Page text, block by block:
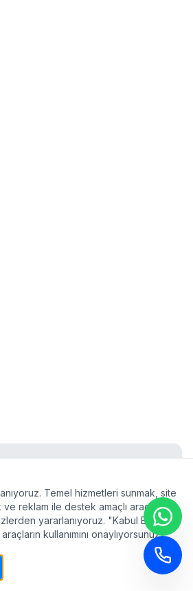
Hemen Başla
SEO Ajansı. Tüm hakları saklıdır.
Temel hizmetleri sunmak, site
ve reklam ile destek amaçlı araçları
yararlanıyoruz. "Kabul Et"
kullanımını onaylıyorsunuz.